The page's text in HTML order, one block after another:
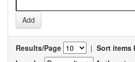
Results/Page | Sort items